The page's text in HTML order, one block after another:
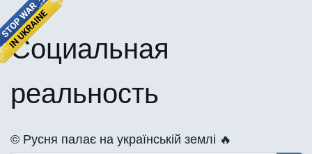
Социальная
реальность
©️ Русня палає на українській землі 🔥